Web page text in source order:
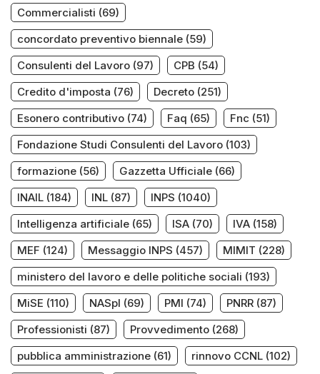
Commercialisti (69)
concordato preventivo biennale (59)
Consulenti del Lavoro (97) CPB (54)
Credito d'imposta (76) Decreto (251)
Esonero contributivo (74) Faq (65) Fnc (51)
Fondazione Studi Consulenti del Lavoro (103)
formazione (56) Gazzetta Ufficiale (66)
INAIL (184) INL (87) INPS (1040)
Intelligenza artificiale (65) ISA (70) IVA (158)
MEF (124) Messaggio INPS (457) MIMIT (228)
ministero del lavoro e delle politiche sociali (193)
MiSE (110) NASpI (69) PMI (74) PNRR (87)
Professionisti (87) Provvedimento (268)
pubblica amministrazione (61) rinnovo CCNL (102)